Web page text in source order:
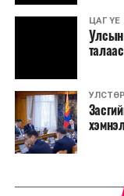
ЦАГ ҮЕ
Улсын